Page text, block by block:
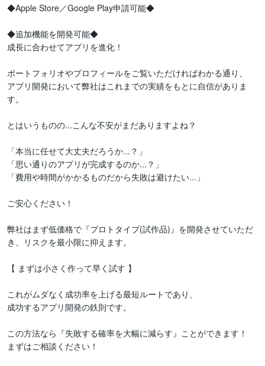
◆Apple Store／Google Play申請可能◆
◆追加機能を開発可能◆
成長に合わせてアプリを進化！
ポートフォリオやプロフィールをご覧いただければわかる通り、
アプリ開発において弊社はこれまでの実績をもとに自信がありま
す。
とはいうものの...こんな不安がまだありますよね？
「本当に任せて大丈夫だろうか...？」
「思い通りのアプリが完成するのか...？」
「費用や時間がかかるものだから失敗は避けたい...」
ご安心ください！
弊社はまず低価格で『プロトタイプ(試作品)』を開発させていただ
き、リスクを最小限に抑えます。
【 まずは小さく作って早く試す 】
これがムダなく成功率を上げる最短ルートであり、
成功するアプリ開発の鉄則です。
この方法なら『失敗する確率を大幅に減らす』ことができます！
まずはご相談ください！